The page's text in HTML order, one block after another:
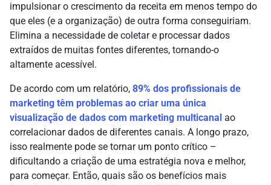
impulsionar o crescimento da receita em menos tempo do
que eles (e a organização) de outra forma conseguiriam.
Elimina a necessidade de coletar e processar dados
extraídos de muitas fontes diferentes, tornando-o
altamente acessível.
De acordo com um relatório, 89% dos profissionais de
marketing têm problemas ao criar uma única
visualização de dados com marketing multicanal ao
correlacionar dados de diferentes canais. A longo prazo,
isso realmente pode se tornar um ponto crítico –
dificultando a criação de uma estratégia nova e melhor,
para começar. Então, quais são os benefícios mais